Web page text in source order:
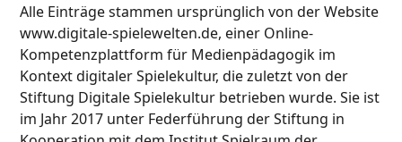
Alle Einträge stammen ursprünglich von der Website
www.digitale-spielewelten.de, einer Online-
Kompetenzplattform für Medienpädagogik im
Kontext digitaler Spielekultur, die zuletzt von der
Stiftung Digitale Spielekultur betrieben wurde. Sie ist
im Jahr 2017 unter Federführung der Stiftung in